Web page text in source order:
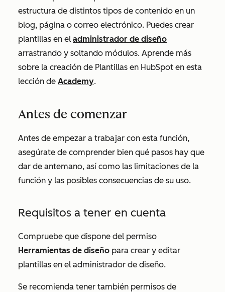
estructura de distintos tipos de contenido en un
blog, página o correo electrónico. Puedes crear
plantillas en el administrador de diseño
arrastrando y soltando módulos. Aprende más
sobre la creación de Plantillas en HubSpot en esta
lección de Academy.
Antes de comenzar
Antes de empezar a trabajar con esta función,
asegúrate de comprender bien qué pasos hay que
dar de antemano, así como las limitaciones de la
función y las posibles consecuencias de su uso.
Requisitos a tener en cuenta
Compruebe que dispone del permiso
Herramientas de diseño para crear y editar
plantillas en el administrador de diseño.
Se recomienda tener también permisos de